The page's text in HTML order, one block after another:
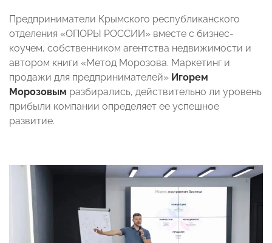
Предприниматели Крымского республиканского
отделения «ОПОРЫ РОССИИ» вместе с бизнес-
коучем, собственником агентства недвижимости и
автором книги «Метод Морозова. Маркетинг и
продажи для предпринимателей» Игорем
Морозовым разбирались, действительно ли уровень
прибыли компании определяет ее успешное
развитие.